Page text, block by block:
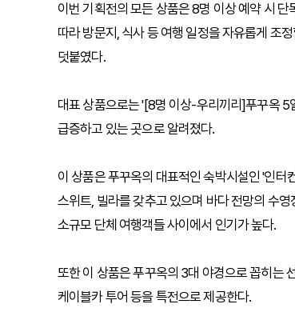
이번 기획전의 모든 상품은 8명 이상 예약 시
따라 방문지, 식사 등 여행 일정을 자유롭게 조
덧붙였다.
대표 상품으로는 '[8명 이상-우리끼리]푸꾸옥 5
급증하고 있는 곳으로 알려졌다.
이 상품은 푸꾸옥의 대표적인 숙박시설인 '인
스위트, 빌라를 갖추고 있으며 바다 전망의 수
소규모 단체 여행객들 사이에서 인기가 높다.
또한 이 상품은 푸꾸옥의 3대 야경으로 꼽히는
케이블카 투어 등을 특전으로 제공한다.